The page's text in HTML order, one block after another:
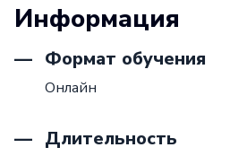
Информация
Формат обучения
Онлайн
Длительность